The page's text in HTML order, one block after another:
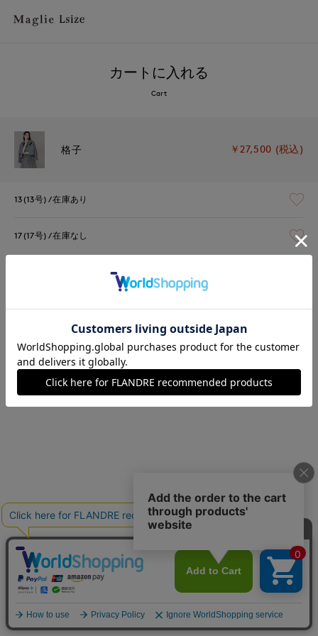
カートに入れる
Cart
格子 ￥27,500 (税込)
13(13号) 在庫あり
17(17号) 在庫なし